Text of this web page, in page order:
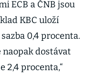
ECB a ČNB jsou
KBC uloží
0,4 procenta.
naopak dostávat
2,4 procenta,“